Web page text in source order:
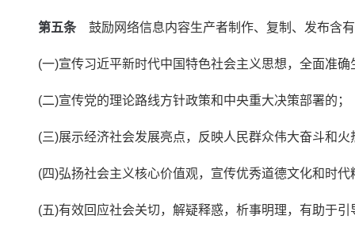
第五条 鼓励网络信息内容生产者制作、复制、发布含
(一)宣传习近平新时代中国特色社会主义思想，全面准确
(二)宣传党的理论路线方针政策和中央重大决策部署的；
(三)展示经济社会发展亮点，反映人民群众伟大奋斗和火
(四)弘扬社会主义核心价值观，宣传优秀道德文化和时代
(五)有效回应社会关切，解疑释惑，析事明理，有助于引